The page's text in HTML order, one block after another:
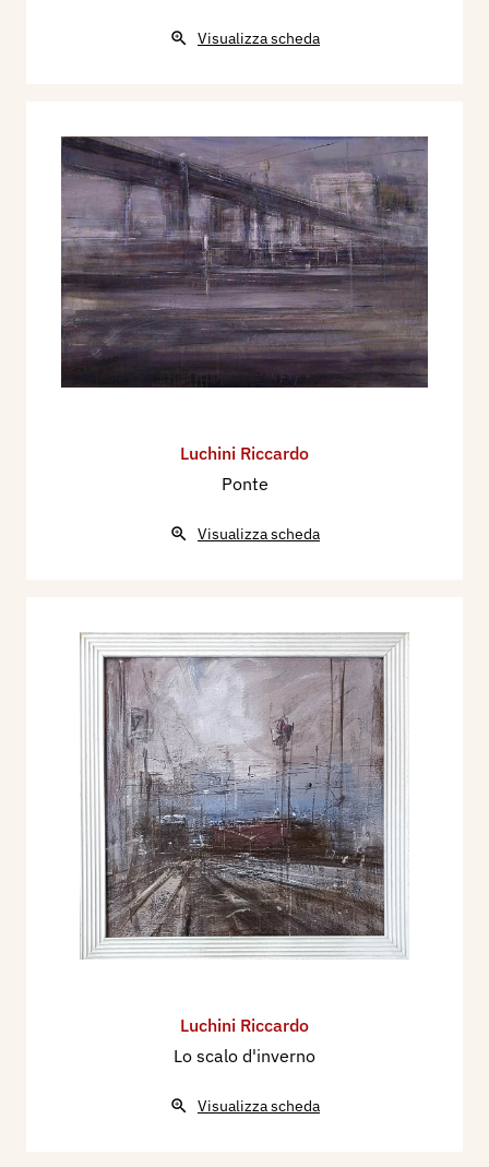
Visualizza scheda
Luchini Riccardo
Ponte
Visualizza scheda
Luchini Riccardo
Lo scalo d'inverno
Visualizza scheda